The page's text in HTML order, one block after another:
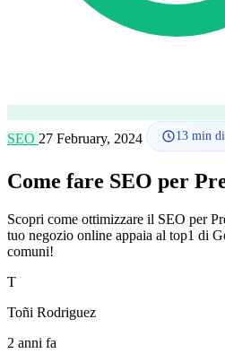
SEO 27 February, 2024 13 min
Come fare SEO per
Scopri come ottimizzare il SEO per
tuo negozio online appaia al top1 di
comuni!
T
Toñi Rodriguez
2 anni fa